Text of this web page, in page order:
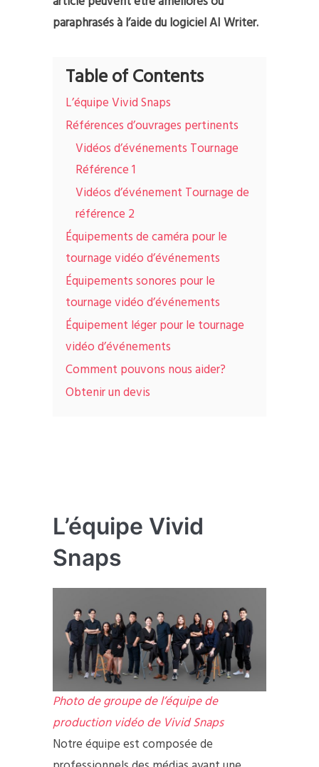
paraphrasés à l’aide du logiciel AI Writer.
Table of Contents
L’équipe Vivid Snaps
Références d’ouvrages pertinents
Vidéos d’événements Tournage
Référence 1
Vidéos d’événement Tournage de
référence 2
Équipements de caméra pour le
tournage vidéo d’événements
Équipements sonores pour le
tournage vidéo d’événements
Équipement léger pour le tournage
vidéo d’événements
Comment pouvons nous aider?
Obtenir un devis
L’équipe Vivid
Snaps
Photo de groupe de l’équipe de
production vidéo de Vivid Snaps
Notre équipe est composée de